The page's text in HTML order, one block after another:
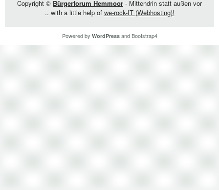
Copyright © Bürgerforum Hemmoor - Mittendrin statt außen vor
.. with a little help of we-rock-IT (Webhosting)!
Powered by WordPressand Bootstrap4